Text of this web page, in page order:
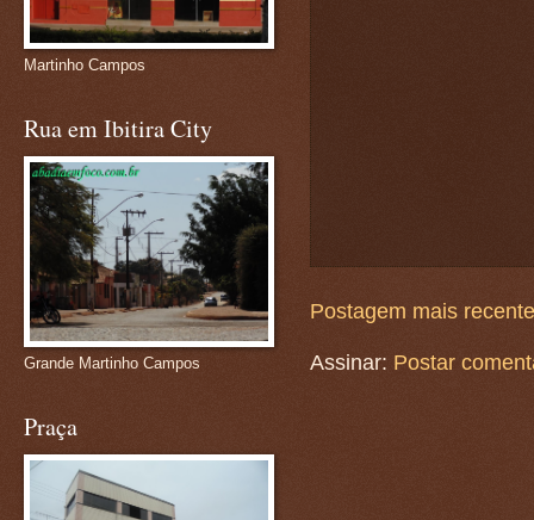
Postagem mais recente
Assinar: Postar
Martinho Campos
Rua em Ibitira City
Grande Martinho Campos
Praça